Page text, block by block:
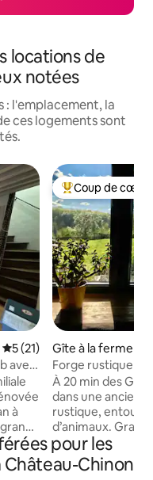
locations de
notées
: l'emplacement, la
ces logements sont
plus aimés
Note moyenne de 5 sur 5,
5 (21)
avec
à
sa
très
Coup de cœur
Coup de cœur
Gîte à la ferme ·
Frétoy
Forge rustique
chic
À 20 min des
dans une
rustique,
d’animaux.
(35 m²) avec salle
Espace détente
rameur. En option,
pour les
Château-Chinon